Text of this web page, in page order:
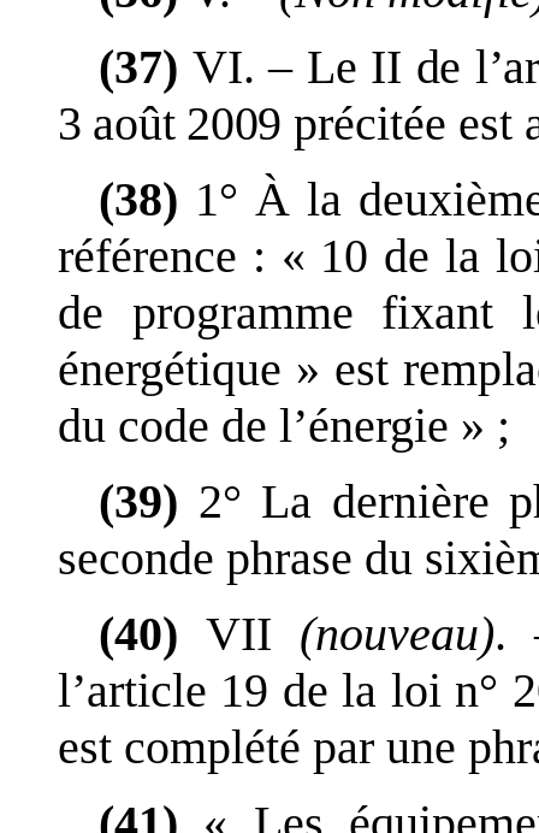
(37)VI. – Le II de l’
3 août 2009 précitée est
(38) 1° À la
référence : « 10 de la
de programme fixant
énergétique » est
du code de l’énergie » ;
(39) 2° La dernière
seconde phrase du
(40) VII (nouveau).
l’article 19 de la loi n°
est complété par une